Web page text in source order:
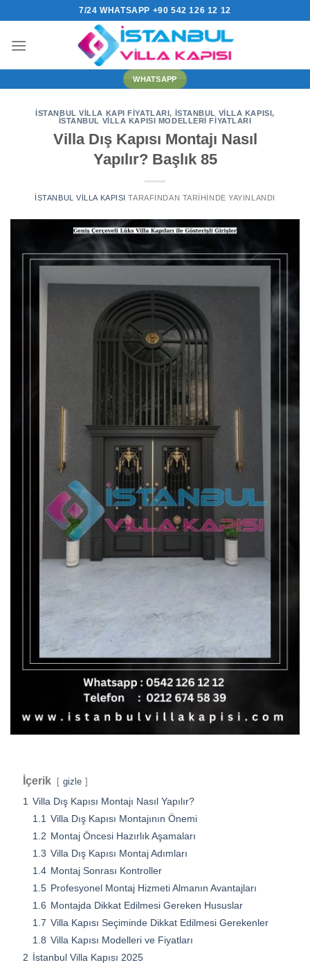
7/24 WHATSAPP +90 542 126 12 12
WHATSAPP
İSTANBUL VILLA KAPI FIYATLARI, İSTANBUL VILLA KAPISI,
İSTANBUL VILLA KAPISI MODELLERI FIYATLARI
Villa Dış Kapısı Montajı Nasıl
Yapılır? Başlık 85
İSTANBUL VILLA KAPISI TARAFINDAN TARIHINDE YAYINLANDI
İçerik gizle
1 Villa Dış Kapısı Montajı Nasıl Yapılır?
1.1 Villa Dış Kapısı Montajının Önemi
1.2 Montaj Öncesi Hazırlık Aşamaları
1.3 Villa Dış Kapısı Montaj Adımları
1.4 Montaj Sonrası Kontroller
1.5 Profesyonel Montaj Hizmeti Almanın Avantajları
1.6 Montajda Dikkat Edilmesi Gereken Hususlar
1.7 Villa Kapısı Seçiminde Dikkat Edilmesi Gerekenler
1.8 Villa Kapısı Modelleri ve Fiyatları
2 İstanbul Villa Kapısı 2025